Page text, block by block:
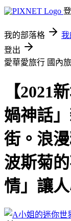
我的部落格 我
登出
愛華愛旅行 國內
【2021
媧神話
街。浪
波斯菊
情」讓